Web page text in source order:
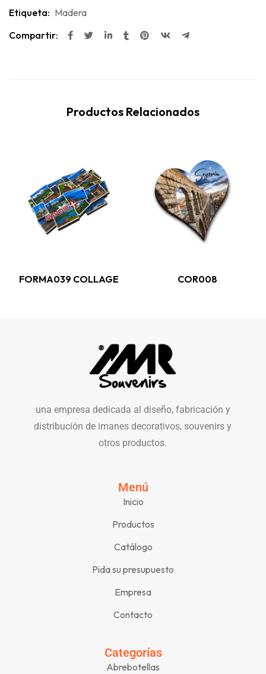
Etiqueta: Madera
Compartir:
Productos Relacionados
FORMA039 COLLAGE COR008
una empresa dedicada al diseño, fabricación y
distribución de imanes decorativos, souvenirs y
otros productos.
Menú
Inicio
Productos
Catálogo
Pida su presupuesto
Empresa
Contacto
Categorías
Abrebotellas